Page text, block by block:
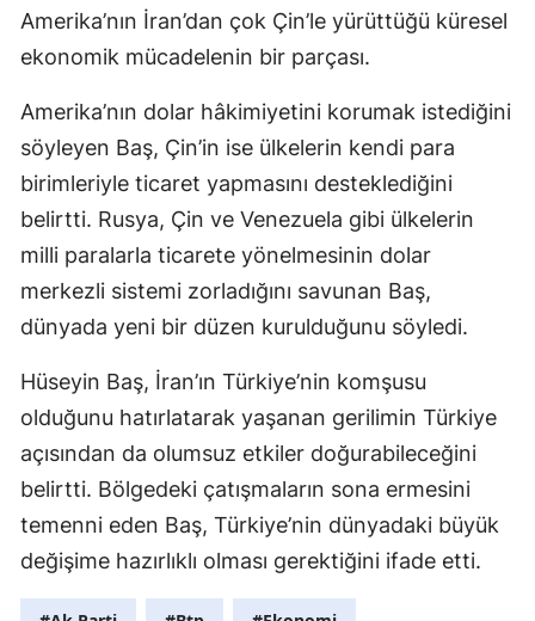
Amerika’nın İran’dan çok Çin’le yürüttüğü küresel
ekonomik mücadelenin bir parçası.
Amerika’nın dolar hâkimiyetini korumak istediğini
söyleyen Baş, Çin’in ise ülkelerin kendi para
birimleriyle ticaret yapmasını desteklediğini
belirtti. Rusya, Çin ve Venezuela gibi ülkelerin
milli paralarla ticarete yönelmesinin dolar
merkezli sistemi zorladığını savunan Baş,
dünyada yeni bir düzen kurulduğunu söyledi.
Hüseyin Baş, İran’ın Türkiye’nin komşusu
olduğunu hatırlatarak yaşanan gerilimin Türkiye
açısından da olumsuz etkiler doğurabileceğini
belirtti. Bölgedeki çatışmaların sona ermesini
temenni eden Baş, Türkiye’nin dünyadaki büyük
değişime hazırlıklı olması gerektiğini ifade etti.